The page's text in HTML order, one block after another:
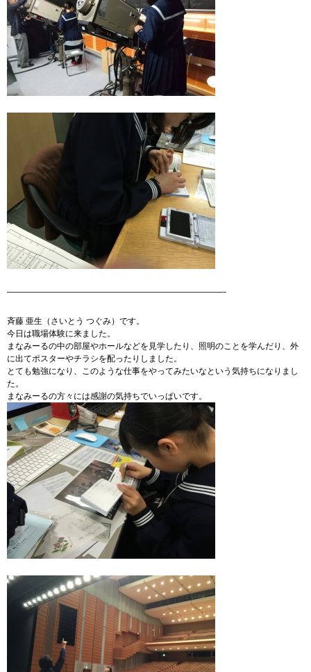
——————————————————————————-
斉藤 亜生（さいとう つぐみ）です。
今日は職場体験に来ました。
まなみーるの中の部屋やホールなどを見学したり、照明のことを学んだり、外
に出てポスターやチラシを配ったりしました。
とても勉強になり、このような仕事をやってみたいなという気持ちになりまし
た。
まなみーるの方々には感謝の気持ちでいっぱいです。